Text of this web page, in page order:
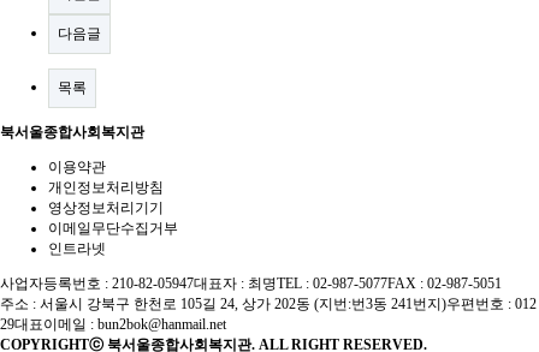
다음글
목록
북서울종합사회복지관
이용약관
개인정보처리방침
영상정보처리기기
이메일무단수집거부
인트라넷
사업자등록번호 : 210-82-05947대표자 : 최명TEL : 02-987-5077FAX : 02-987-5051
주소 : 서울시 강북구 한천로 105길 24, 상가 202동 (지번:번3동 241번지)우편번호 : 012
29대표이메일 : bun2bok@hanmail.net
COPYRIGHTⓒ 북서울종합사회복지관. ALL RIGHT RESERVED.